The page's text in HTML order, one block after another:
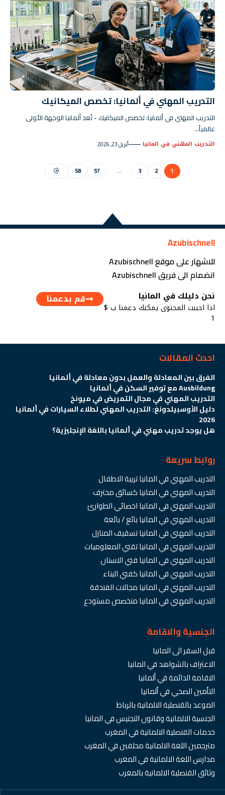
التدريب المهني في ألمانيا: تخصص الميكانيك
التدريب المهني في ألمانيا: تخصص الميكانيك - تُعد ألمانيا الوجهة الأولى
عالمياً…
التدريب المهني في المانيا أبريل 23, 2026
1
2
3
…
57
58
Azubischnell
للاشهار على موقع Azubischnell
انضمام الى فريق Azubischnell
نحن دليلك في المانيا
اذا احببت المحتوى يمكنك دعمنا ب $
1
قم بدعمنا
احدث المقالات
الفرق بين المعادلة والعمل بدون معادلة في ألمانيا
Ausbildung مع توفير السكن في ألمانيا
التدريب المهني في مجال التمريض في ميونخ
دليل الأوسبيلدونغ: التدريب المهني لطلاء السيارات في ألمانيا
2026
هل يوجد تدريب مهني في ألمانيا باللغة الإنجليزية؟
روابط سريعة
التدريب المهني في المانيا تربية الاطفال
التدريب المهني في المانيا كسائق محترف
التدريب المهني في المانيا اخصائي الطوارئ
التدريب المهني في المانيا بائع / بائعة
التدريب المهني في المانيا تسقيف المنازل
التدريب المهني في المانيا تقني المعلوميات
التدريب المهني في المانيا فني الاسنان
التدريب المهني في المانيا كفني البناء
التدريب المهني في المانيا مجالات الفندقة
التدريب المهني في المانيا متخصص مستودع
الجنسية والاقامة
قبل السفر الى المانيا
الاعتراف بالشواهد في المانيا
الاقامة الدائمة في ألمانيا
التأمين الصحي في ألمانيا
الموعد بالقنصلية الالمانية بالرباط
الجنسية الالمانية وقانون التجنيس في المانيا
خدمات القنصلية الالمانية في المغرب
مترجمين اللغة الالمانية محلفين في المغرب
مدارس اللغة الالمانية في المغرب
وثائق القنصلية الالمانية بالمغرب